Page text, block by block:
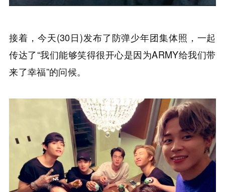
接着，今天(30日)发布了防弹少年团集体照，一起
传达了“我们能够笑得很开心是因为ARMY给我们带
来了幸福”的问候。